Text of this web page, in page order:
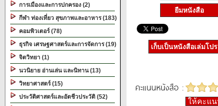
การเมืองและการปกครอง (2)
กีฬา ท่องเที่ยว สุขภาพและอาหาร (183)
คอมพิวเตอร์ (78)
ธุรกิจ เศรษฐศาสตร์และการจัดการ (19)
จิตวิทยา (1)
นวนิยาย อ่านเล่น และนิทาน (13)
วิทยาศาสตร์ (15)
ประวัติศาสตร์และอัตชีวประวัติ (52)
ยืมหนังสือ
เก็บเป็นหนังสือเล่มโป
คะแนนหนังสือ :
ให้คะแ